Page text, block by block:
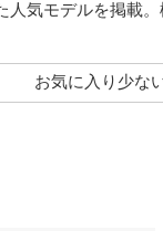
気モデルを掲載
お気に入り少な